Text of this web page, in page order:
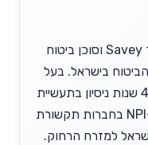
זאב יופה, בן 63 מחדרה — מייסד Savey וסוכן ביטוח
בישראל. בעל
תואר שני במנהל עסקים ויותר מ-40 שנות ניסיון בתעשיית
ההייטק הישראלית, שם ניהל ייצור ו-NPI בחברות תקשורת
למזרח הרחוק.